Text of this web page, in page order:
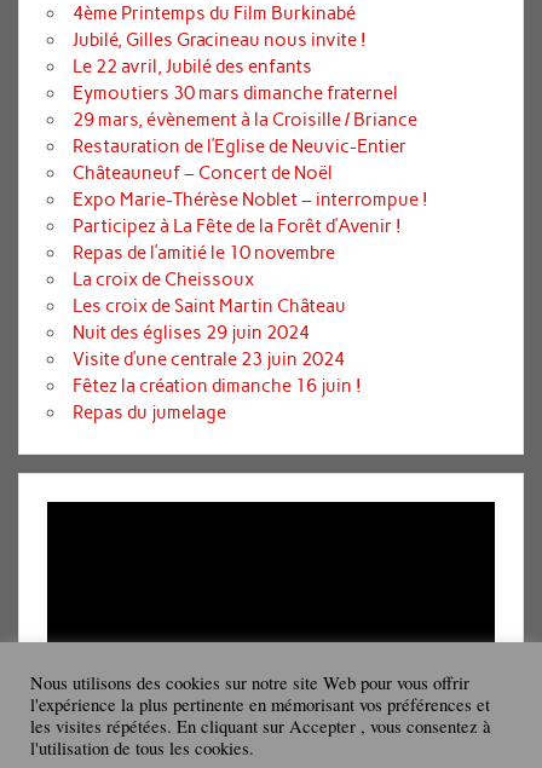
4ème Printemps du Film Burkinabé
Jubilé, Gilles Gracineau nous invite !
Le 22 avril, Jubilé des enfants
Eymoutiers 30 mars dimanche fraternel
29 mars, évènement à la Croisille / Briance
Restauration de l’Eglise de Neuvic-Entier
Châteauneuf – Concert de Noël
Expo Marie-Thérèse Noblet – interrompue !
Participez à La Fête de la Forêt d’Avenir !
Repas de l’amitié le 10 novembre
La croix de Cheissoux
Les croix de Saint Martin Château
Nuit des églises 29 juin 2024
Visite d’une centrale 23 juin 2024
Fêtez la création dimanche 16 juin !
Repas du jumelage
Lecteur
00:00 08:19
Nous utilisons des cookies sur notre site Web pour vous offrir
l'expérience la plus pertinente en mémorisant vos préférences et
les visites répétées. En cliquant sur Accepter , vous consentez à
l'utilisation de tous les cookies.